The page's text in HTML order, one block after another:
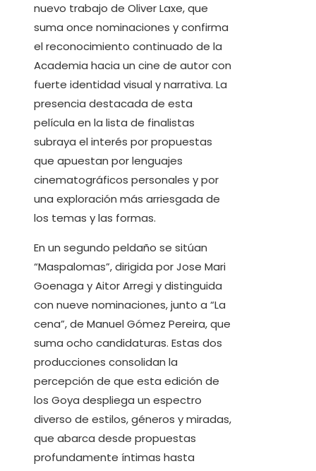
nuevo trabajo de Oliver Laxe, que
suma once nominaciones y confirma
el reconocimiento continuado de la
Academia hacia un cine de autor con
fuerte identidad visual y narrativa. La
presencia destacada de esta
película en la lista de finalistas
subraya el interés por propuestas
que apuestan por lenguajes
cinematográficos personales y por
una exploración más arriesgada de
los temas y las formas.
En un segundo peldaño se sitúan
“Maspalomas”, dirigida por Jose Mari
Goenaga y Aitor Arregi y distinguida
con nueve nominaciones, junto a “La
cena”, de Manuel Gómez Pereira, que
suma ocho candidaturas. Estas dos
producciones consolidan la
percepción de que esta edición de
los Goya despliega un espectro
diverso de estilos, géneros y miradas,
que abarca desde propuestas
profundamente íntimas hasta